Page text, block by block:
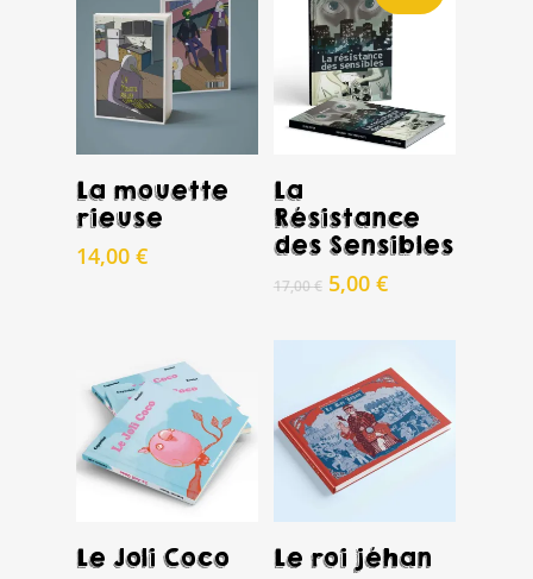
Acheter
La mouette
rieuse
14,00 €
La
Résistance
des Sensibles
17,00€ Le
initial
17,00 €.
5,00 €Le
actuel
5,00 €.
Acheter
Le Joli Coco Acheter
Le roi jéhan